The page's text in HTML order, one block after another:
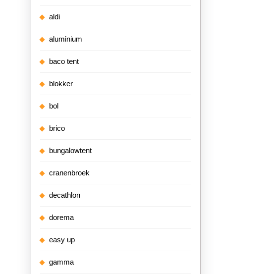
aldi
aluminium
baco tent
blokker
bol
brico
bungalowtent
cranenbroek
decathlon
dorema
easy up
gamma